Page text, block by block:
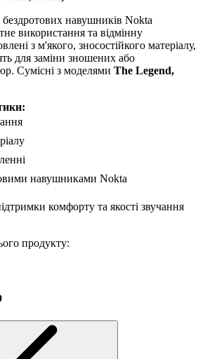
навушників Nokta
використання та відмінну
з м'якого, зносостійкого матеріалу,
для заміни зношених або
Сумісні з моделями The Legend,
навушниками Nokta
комфорту та якості звучання
продукту: